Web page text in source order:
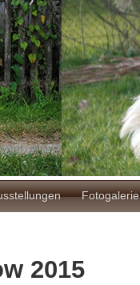
Fotogalerie
2015